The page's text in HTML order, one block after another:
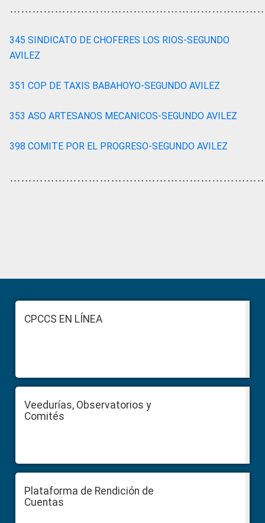
345 SINDICATO DE CHOFERES LOS RIOS-SEGUNDO
AVILEZ
351 COP DE TAXIS BABAHOYO-SEGUNDO AVILEZ
353 ASO ARTESANOS MECANICOS-SEGUNDO AVILEZ
398 COMITE POR EL PROGRESO-SEGUNDO AVILEZ
Sidebar
FooterCPCCS EN LÍNEA
Veedurías, Observatorios y
Comités
Plataforma de Rendición de
Cuentas